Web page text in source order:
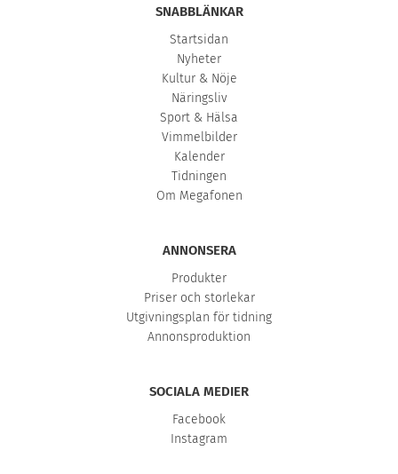
SNABBLÄNKAR
Startsidan
Nyheter
Kultur & Nöje
Näringsliv
Sport & Hälsa
Vimmelbilder
Kalender
Tidningen
Om Megafonen
ANNONSERA
Produkter
Priser och storlekar
Utgivningsplan för tidning
Annonsproduktion
SOCIALA MEDIER
Facebook
Instagram